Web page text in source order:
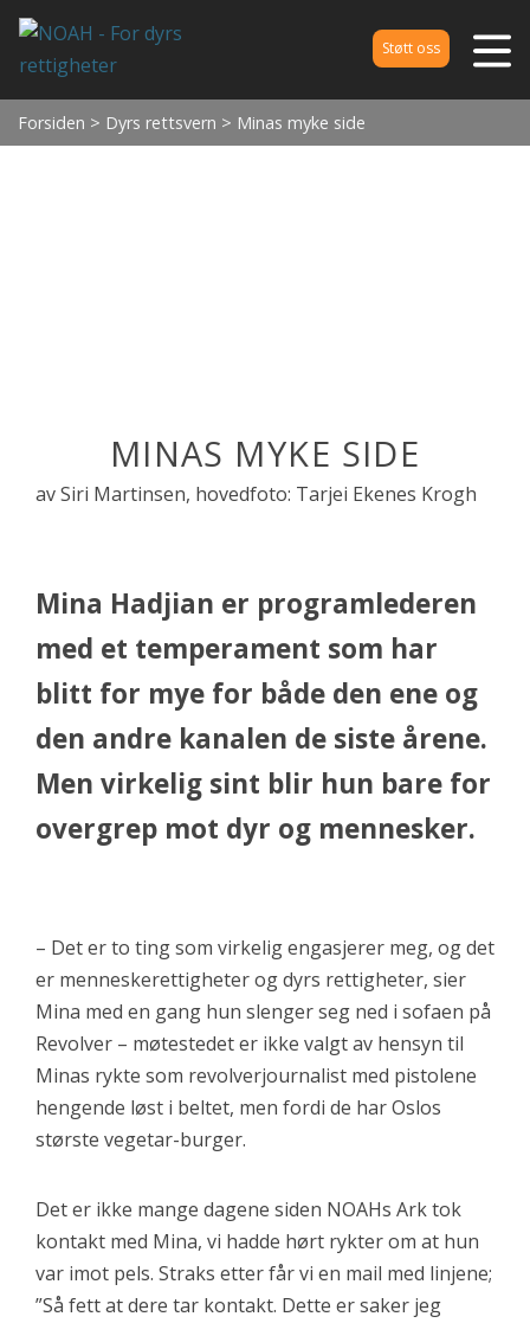
Støtt oss
Forsiden > Dyrs rettsvern > Minas myke side
MINAS MYKE SIDE
av Siri Martinsen, hovedfoto: Tarjei Ekenes Krogh
Mina Hadjian er programlederen
med et temperament som har
blitt for mye for både den ene og
den andre kanalen de siste årene.
Men virkelig sint blir hun bare for
overgrep mot dyr og mennesker.
– Det er to ting som virkelig engasjerer meg, og det
er menneskerettigheter og dyrs rettigheter, sier
Mina med en gang hun slenger seg ned i sofaen på
Revolver – møtestedet er ikke valgt av hensyn til
Minas rykte som revolverjournalist med pistolene
hengende løst i beltet, men fordi de har Oslos
største vegetar-burger.
Det er ikke mange dagene siden NOAHs Ark tok
kontakt med Mina, vi hadde hørt rykter om at hun
var imot pels. Straks etter får vi en mail med linjene;
”Så fett at dere tar kontakt. Dette er saker jeg